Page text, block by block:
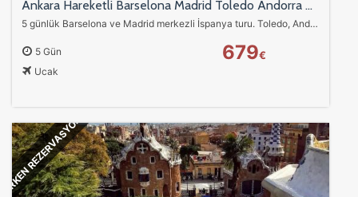
Ankara Hareketli Barselona Madrid Toledo Andorra Gezisi 5 Günlük İspanya Turu
5 günlük Barselona ve Madrid merkezli İspanya turu. Toledo, Andorra, Girona & Figueras ve Zaragoza gibi opsiyonel ekstra turlarla kültür ve tarih dolu bir gezi…
5 Gün
Ucak
679€
ERKEN REZERVASYON